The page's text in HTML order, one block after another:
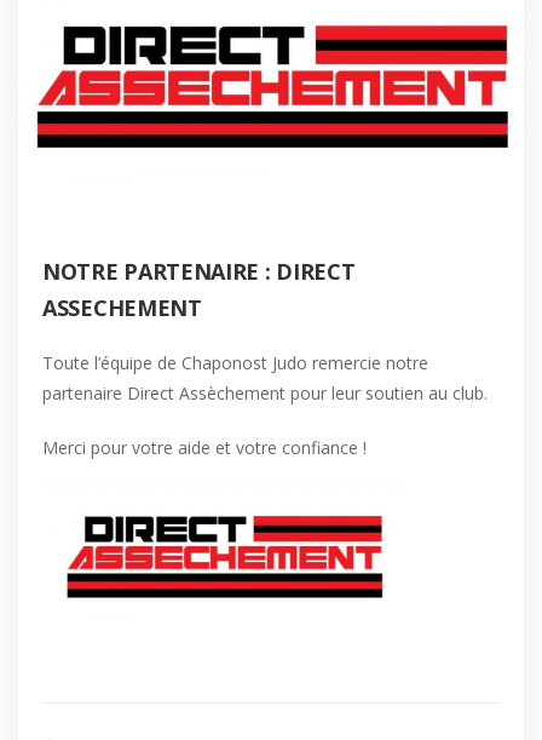
NOTRE PARTENAIRE : DIRECT
ASSECHEMENT
Toute l’équipe de Chaponost Judo remercie notre
partenaire Direct Assèchement pour leur soutien au club.
Merci pour votre aide et votre confiance !